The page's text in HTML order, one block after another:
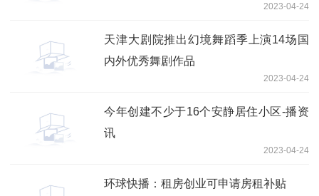
2023-04-24
天津大剧院推出幻境舞蹈季上演14场国
内外优秀舞剧作品
2023-04-24
今年创建不少于16个安静居住小区-播资
讯
2023-04-24
环球快播：租房创业可申请房租补贴